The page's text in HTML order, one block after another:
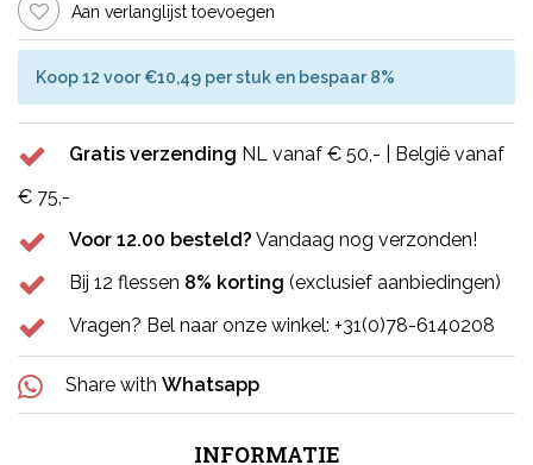
Aan verlanglijst toevoegen
Koop 12 voor €10,49 per stuk en bespaar 8%
Gratis verzending NL vanaf € 50,- | België vanaf
€ 75,-
Voor 12.00 besteld? Vandaag nog verzonden!
Bij 12 flessen 8% korting (exclusief aanbiedingen)
Vragen? Bel naar onze winkel: +31(0)78-6140208
Share with Whatsapp
INFORMATIE